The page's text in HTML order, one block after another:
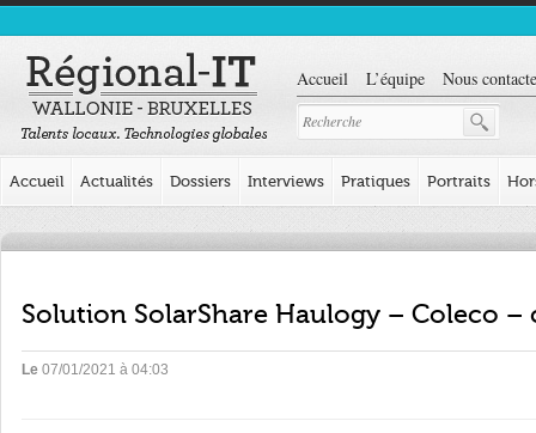
Accueil L’équipe Nous
Accueil Actualités Dossiers Interviews Pratiques Portraits
Solution SolarShare Haulogy – Coleco –
Le 07/01/2021 à 04:03